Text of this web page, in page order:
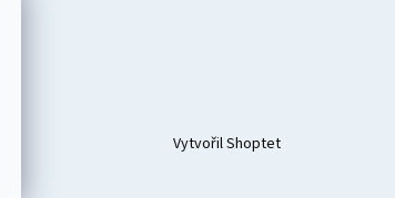
Vytvořil Shoptet